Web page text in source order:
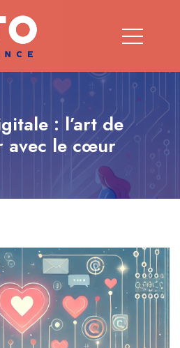
: l’art de
avec le cœur